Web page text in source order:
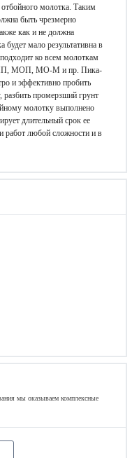
молотка. Таким
быть чрезмерно
как и не должна
будет мало результативна в
ко всем молоткам
МОП, МО-М и пр. Пика-
и эффективно пробить
промерзший грунт
молотку выполнено
длительный срок ее
работ любой сложности и в
мы оказываем комплексные